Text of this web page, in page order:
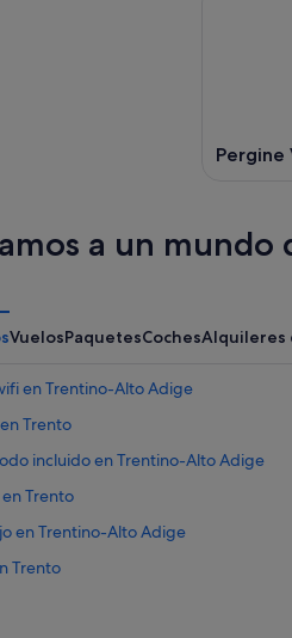
Pergine
a un mundo
VuelosPaquetesCochesAlquileres
en Trentino-Alto Adige
Trento
incluido en Trentino-Alto Adige
Trento
en Trentino-Alto Adige
Trento